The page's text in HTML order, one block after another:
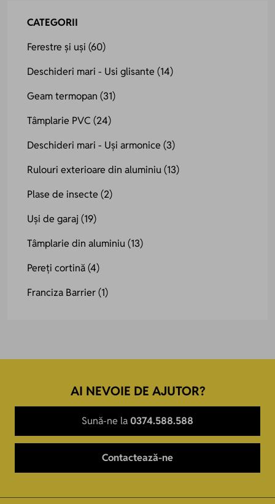
CATEGORII
Ferestre și uși (60)
Deschideri mari - Usi glisante (14)
Geam termopan (31)
Tâmplarie PVC (24)
Deschideri mari - Uși armonice (3)
Rulouri exterioare din aluminiu(13)
Plase de insecte (2)
Uși de garaj(19)
Tâmplarie din aluminiu(13)
Pereți cortină(4)
Franciza Barrier(1)
AI NEVOIE DE AJUTOR?
Sună-ne la 0374.588.588
Contactează-ne